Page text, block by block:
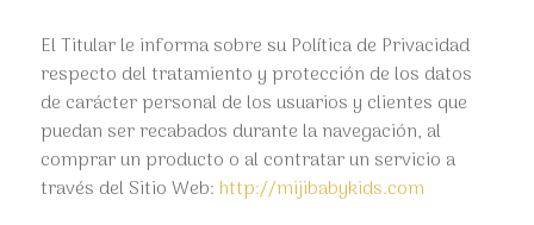
El Titular le informa sobre su Política de Privacidad
respecto del tratamiento y protección de los datos
de carácter personal de los usuarios y clientes que
puedan ser recabados durante la navegación, al
comprar un producto o al contratar un servicio a
través del Sitio Web: http://mijibabykids.com